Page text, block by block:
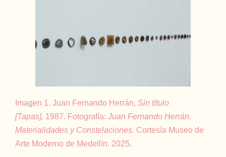
Imagen 1. Juan Fernando Herrán,Sin título
[Tapas], 1987. Fotografía:Juan Fernando Herrán.
Materialidades y Constelaciones. Cortesía Museo de
Arte Moderno de Medellín. 2025.